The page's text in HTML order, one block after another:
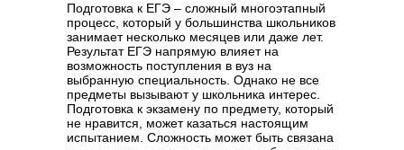
Подготовка к ЕГЭ – сложный многоэтапный
процесс, который у большинства школьников
занимает несколько месяцев или даже лет.
Результат ЕГЭ напрямую влияет на
возможность поступления в вуз на
выбранную специальность. Однако не все
предметы вызывают у школьника интерес.
Подготовка к экзамену по предмету, который
не нравится, может казаться настоящим
испытанием. Сложность может быть связана